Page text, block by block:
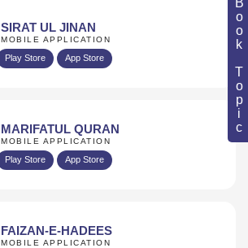
Book Topic
SIRAT UL JINAN
MOBILE APPLICATION
Play Store App Store
MARIFATUL QURAN
MOBILE APPLICATION
Play Store App Store
FAIZAN-E-HADEES
MOBILE APPLICATION